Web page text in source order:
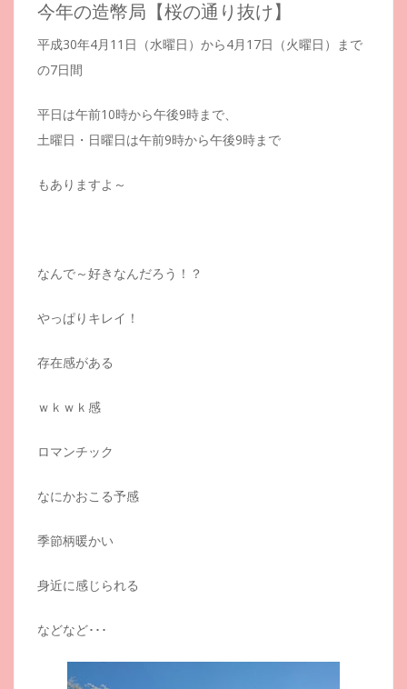
今年の造幣局【桜の通り抜け】
平成30年4月11日（水曜日）から4月17日（火曜日）まで
の7日間
平日は午前10時から午後9時まで、
土曜日・日曜日は午前9時から午後9時まで
もありますよ～
なんで～好きなんだろう！？
やっぱりキレイ！
存在感がある
ｗｋｗｋ感
ロマンチック
なにかおこる予感
季節柄暖かい
身近に感じられる
などなど･･･